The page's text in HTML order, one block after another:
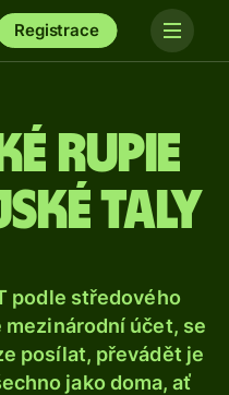
Registrace
rupie
taly
podle středového
mezinárodní účet, se
posílat, převádět je
jako doma, ať